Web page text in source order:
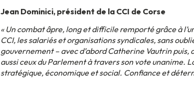
Jean Dominici, président de la CCI de Corse
« Un combat âpre, long et difficile remporté grâce à
CCI, les salariés et organisations syndicales, sans
gouvernement – avec d’abord Catherine Vautrin puis,
aussi ceux du Parlement à travers son vote unanime.
stratégique, économique et social. Confiance et